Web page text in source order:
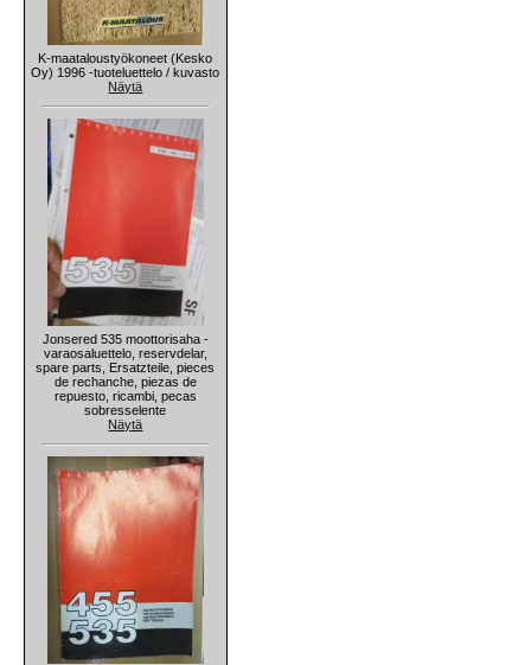
K-maataloustyökoneet (Kesko
Oy) 1996 -tuoteluettelo / kuvasto
Näytä
Jonsered 535 moottorisaha -
varaosaluettelo, reservdelar,
spare parts, Ersatzteile, pieces
de rechanche, piezas de
repuesto, ricambi, pecas
sobresselente
Näytä